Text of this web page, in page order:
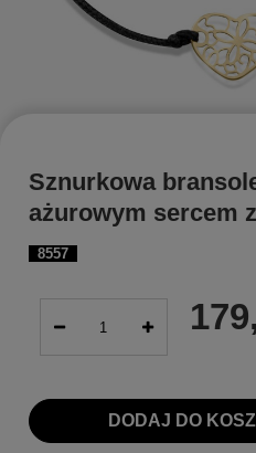
8557
Sznurkowa
ażurowym sercem
DODAJ DO